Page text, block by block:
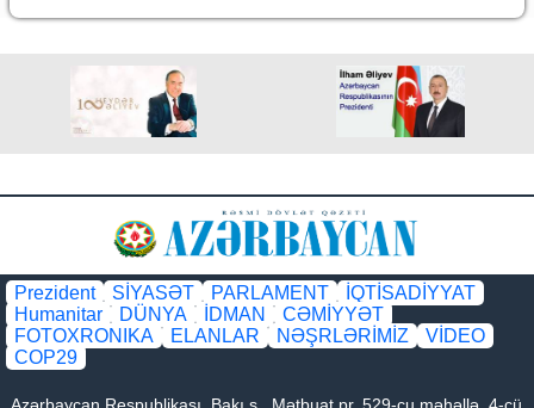
Prezident SİYASƏT PARLAMENT
İQTİSADİYYAT
Humanitar
DÜNYA İDMAN
CƏMİYYƏT
FOTOXRONIKA
ELANLAR NƏŞRLƏRİMİZ
VİDEO
COP29